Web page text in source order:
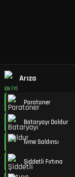
Arıza
EN İYI
Paratoner
Bataryayı Doldur
İvme Saldırısı
Şiddetli Fırtına